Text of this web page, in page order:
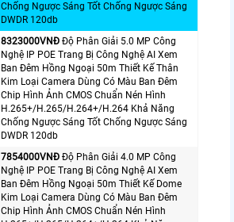
Chống Ngược Sáng Tốt Chống Ngược Sáng
DWDR 120db
8323000VNÐ Độ Phân Giải 5.0 MP Công
Nghệ IP POE Trang Bị Công Nghệ AI Xem
Ban Đêm Hồng Ngoại 50m Thiết Kế Thân
Kim Loại Camera Dùng Có Màu Ban Đêm
Chip Hình Ảnh CMOS Chuẩn Nén Hình
H.265+/H.265/H.264+/H.264 Khả Năng
Chống Ngược Sáng Tốt Chống Ngược Sáng
DWDR 120db
7854000VNÐ Độ Phân Giải 4.0 MP Công
Nghệ IP POE Trang Bị Công Nghệ AI Xem
Ban Đêm Hồng Ngoại 50m Thiết Kế Dome
Kim Loại Camera Dùng Có Màu Ban Đêm
Chip Hình Ảnh CMOS Chuẩn Nén Hình